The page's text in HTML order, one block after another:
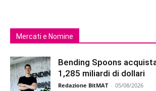
Mercati e Nomine
Bending Spoons
1,285 miliardi di dollari
Redazione BitMAT - 05/08/2026